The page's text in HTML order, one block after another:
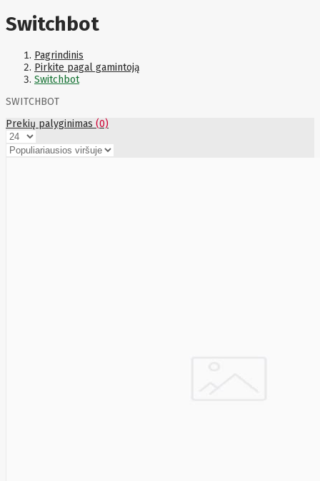
Apc
Apollo
Aqara
Arctic
Armac
ASM
Asrock
Assmann
ASSMANN
Astroenergy
Switchbot
Pagrindinis
Pirkite pagal gamintoją
Switchbot
SWITCHBOT
Prekių palyginimas (0)